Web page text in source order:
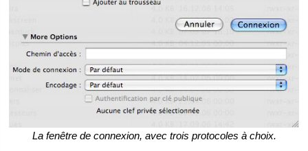
La fe­nêtre de connexion, avec trois pro­to­coles à choix.